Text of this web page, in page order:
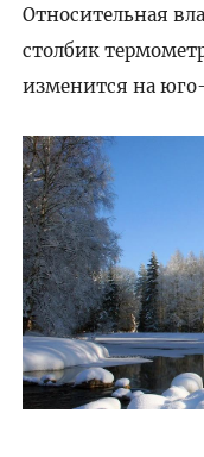
Относительная
столбик
изменится на